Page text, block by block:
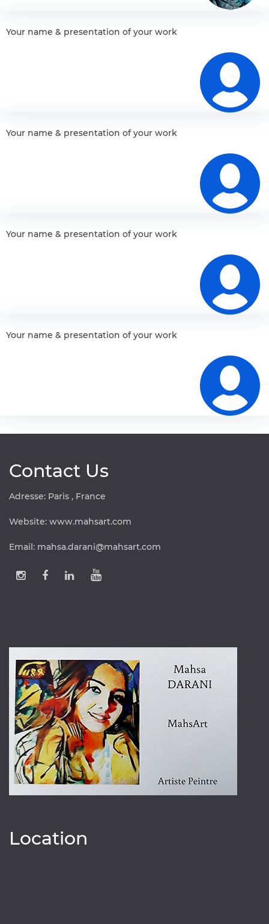
Your name & presentation of your work
Your name & presentation of your work
Your name & presentation of your work
Your name & presentation of your work
Contact Us
Adresse: Paris , France
Website: www.mahsart.com
Email: mahsa.darani@mahsart.com
Location